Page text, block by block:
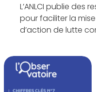
L’ANLCI publie des
pour faciliterla
d’action de lutte